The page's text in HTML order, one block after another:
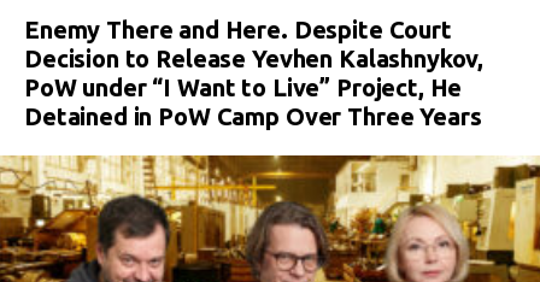
Enemy There and Here. Despite Court
Decision to Release Yevhen Kalashnykov,
PoW under “I Want to Live” Project, He
Detained in PoW Camp Over Three Years